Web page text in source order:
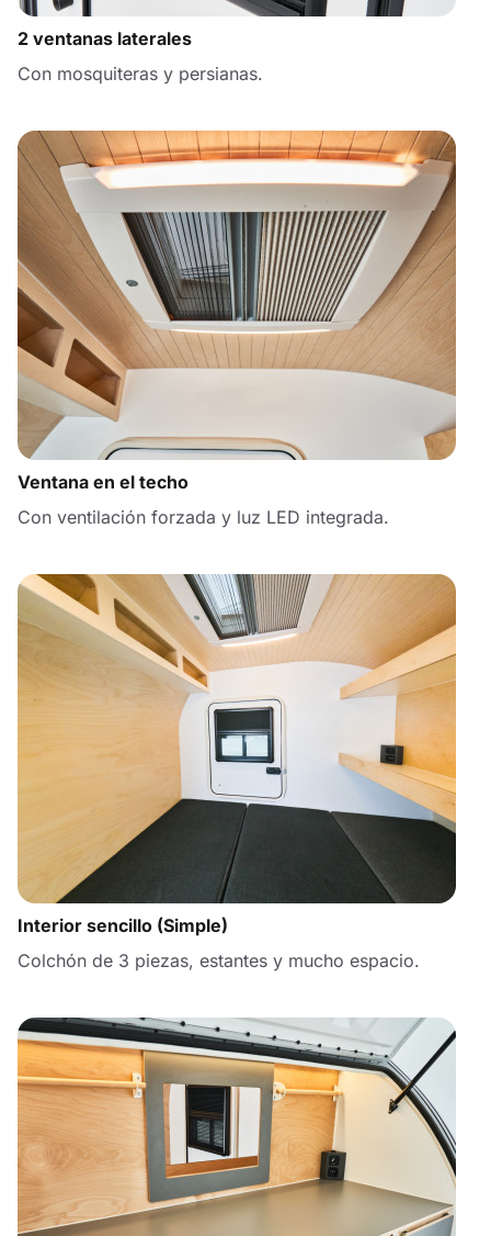
2 ventanas laterales
Con mosquiteras y persianas.
Ventana en el techo
Con ventilación forzada y luz LED integrada.
Interior sencillo (Simple)
Colchón de 3 piezas, estantes y mucho espacio.